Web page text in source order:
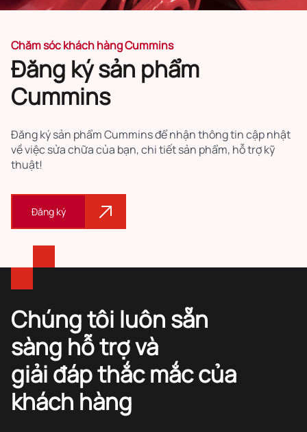
Chăm sóc khách hàng Cummins
Đăng ký sản phẩm
Cummins
Đăng ký sản phẩm Cummins để nhận thông tin cập nhật
về việc sửa chữa của bạn, chi tiết sản phẩm, hỗ trợ kỹ
thuật!
Đăng ký
Chúng tôi luôn sẵn
sàng hỗ trợ và
giải đáp thắc mắc của
khách hàng